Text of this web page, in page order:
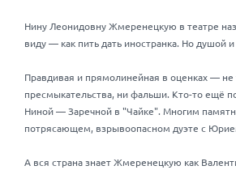
Нину Леонидовну Жмеренецкую в театре
виду — как пить дать иностранка. Но душой
Правдивая и прямолинейная в оценках — не
пресмыкательства, ни фальши. Кто-то ещё
Ниной — Заречной в "Чайке". Многим
потрясающем, взрывоопасном дуэте с
А вся страна знает Жмеренецкую как